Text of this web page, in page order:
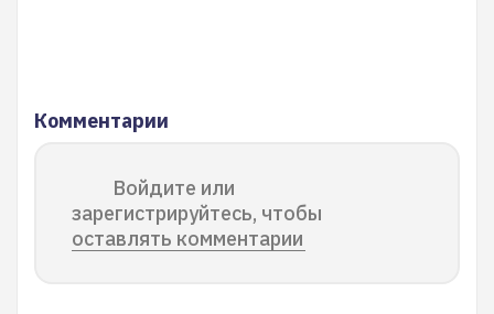
Комментарии
Войдите или
зарегистрируйтесь, чтобы
оставлять комментарии